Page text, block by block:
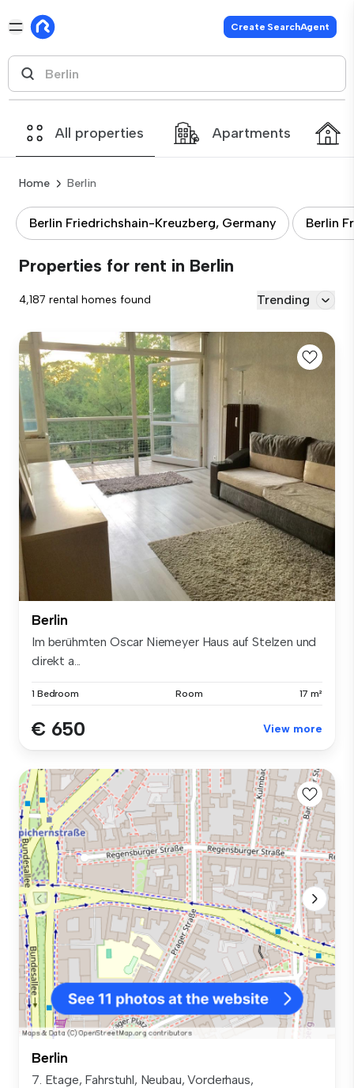
Create SearchAgent
All properties Apartments
Home Berlin
Berlin Friedrichshain-Kreuzberg, Germany Berlin
Properties for rent in Berlin
4,187 rental homes found Trending
Berlin
Im berühmten Oscar Niemeyer Haus auf Stelzen und
direkt a...
1 Bedroom Room 17 m²
€ 650 View more
Berlin
7. Etage, Fahrstuhl, Neubau, Vorderhaus,